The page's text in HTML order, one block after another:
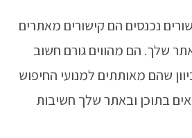
נכנסים הם קישורים מאתרים
שלך. הם מהווים גורם חשוב
שהם מאותתים למנועי החיפוש
בתוכן ובאתר שלך חשיבות